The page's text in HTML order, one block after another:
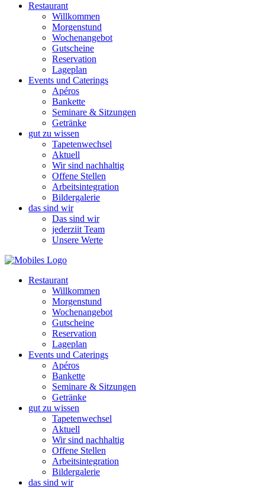
Restaurant
Willkommen
Morgenstund
Wochenangebot
Gutscheine
Reservation
Lageplan
Events und Caterings
Apéros
Bankette
Seminare & Sitzungen
Getränke
gut zu wissen
Tapetenwechsel
Aktuell
Wir sind nachhaltig
Offene Stellen
Arbeitsintegration
Bildergalerie
das sind wir
Das sind wir
jederziit Team
Unsere Werte
Restaurant
Willkommen
Morgenstund
Wochenangebot
Gutscheine
Reservation
Lageplan
Events und Caterings
Apéros
Bankette
Seminare & Sitzungen
Getränke
gut zu wissen
Tapetenwechsel
Aktuell
Wir sind nachhaltig
Offene Stellen
Arbeitsintegration
Bildergalerie
das sind wir